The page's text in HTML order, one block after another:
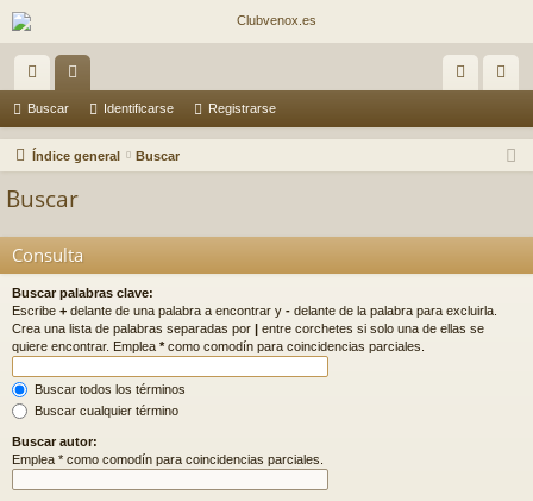
nl
ac
pi
do
s
or
os nti ist
Buscar Identificarse Registrarse
Índice general Buscar
Buscar
Consulta
Buscar palabras clave:
Escribe + delante de una palabra a encontrar y - delante de la palabra para excluirla.
Crea una lista de palabras separadas por | entre corchetes si solo una de ellas se
quiere encontrar. Emplea *como comodín para coincidencias parciales.
Buscar todos los términos
Buscar cualquier término
Buscar autor:
Emplea * como comodín para coincidencias parciales.